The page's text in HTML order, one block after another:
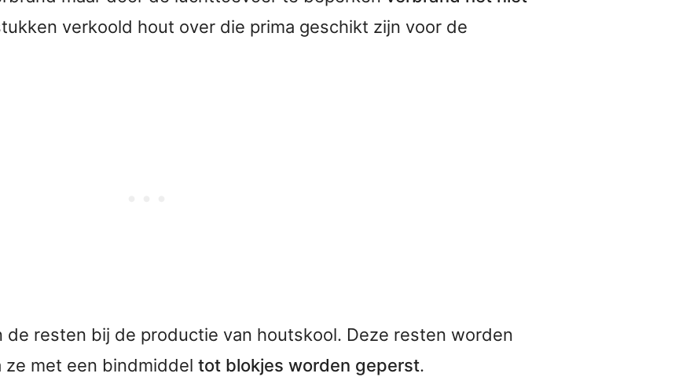
verkoold hout over die prima geschikt zijn voor de
de resten bij de productie van houtskool. Deze resten worden
met een bindmiddel tot blokjes worden geperst.